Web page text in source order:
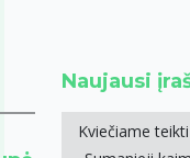
Naujausi
Kviečiame